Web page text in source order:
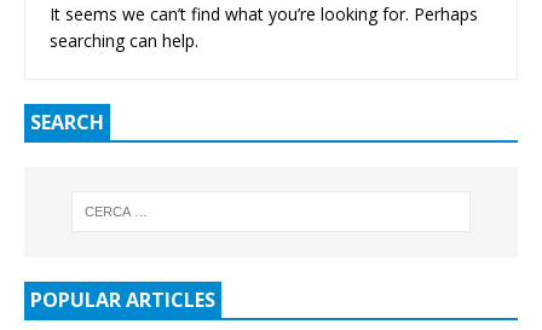
It seems we can’t find what you’re looking for. Perhaps
searching can help.
SEARCH
POPULAR ARTICLES